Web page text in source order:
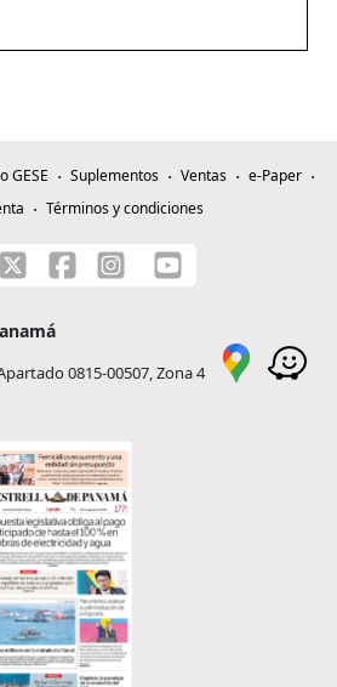
GESE Suplementos Ventas
e-Paper
Términos y condiciones
0815-00507, Zona 4